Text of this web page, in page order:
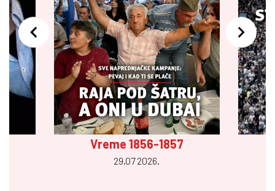
Vreme 1856-1857
29.07 2026.